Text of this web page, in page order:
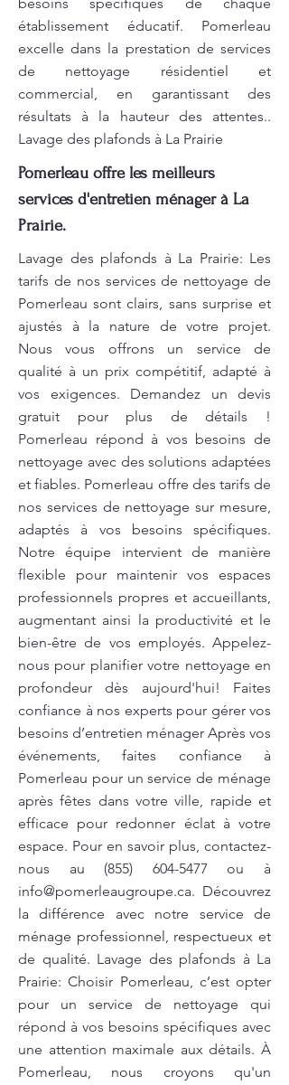
établissement éducatif. Pomerleau
excelle dans la prestation de services
de nettoyage résidentiel et
commercial, en garantissant des
résultats à la hauteur des attentes..
Lavage des plafonds à La Prairie
Pomerleau offre les meilleurs
services d'entretien ménager à La
Prairie.
Lavage des plafonds à La Prairie: Les
tarifs de nos services de nettoyage de
Pomerleau sont clairs, sans surprise et
ajustés à la nature de votre projet.
Nous vous offrons un service de
qualité à un prix compétitif, adapté à
vos exigences. Demandez un devis
gratuit pour plus de détails !
Pomerleau répond à vos besoins de
nettoyage avec des solutions adaptées
et fiables. Pomerleau offre des tarifs de
nos services de nettoyage sur mesure,
adaptés à vos besoins spécifiques.
Notre équipe intervient de manière
flexible pour maintenir vos espaces
professionnels propres et accueillants,
augmentant ainsi la productivité et le
bien-être de vos employés. Appelez-
nous pour planifier votre nettoyage en
profondeur dès aujourd'hui! Faites
confiance à nos experts pour gérer vos
besoins d’entretien ménager Après vos
événements, faites confiance à
Pomerleau pour un service de ménage
après fêtes dans votre ville, rapide et
efficace pour redonner éclat à votre
espace. Pour en savoir plus, contactez-
nous au (855) 604-5477 ou à
info@pomerleaugroupe.ca. Découvrez
la différence avec notre service de
ménage professionnel, respectueux et
de qualité. Lavage des plafonds à La
Prairie: Choisir Pomerleau, c’est opter
pour un service de nettoyage qui
répond à vos besoins spécifiques avec
une attention maximale aux détails. À
Pomerleau, nous croyons qu'un